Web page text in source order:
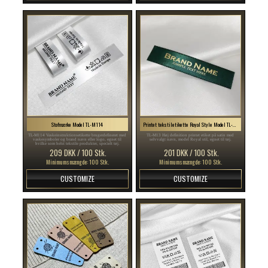
Stofmærke Model TL-M114
TL-M114 Vaskeinstruktionsetikette brugerdefineret med
vaskesymboler og brand navn eller logo, egnet til
hvilke som helst tekstile produkter, specielt tøj.
209 DKK / 100 Stk.
Minimumsmængde: 100 Stk.
CUSTOMIZE
Printet tekstiletikette Royal Style Model TL-M13
TL-M13 Høj definition printet etiket på satin med
selvvalgt navn, model Royal stil, egnet til tøj.
201 DKK / 100 Stk.
Minimumsmængde: 100 Stk.
CUSTOMIZE